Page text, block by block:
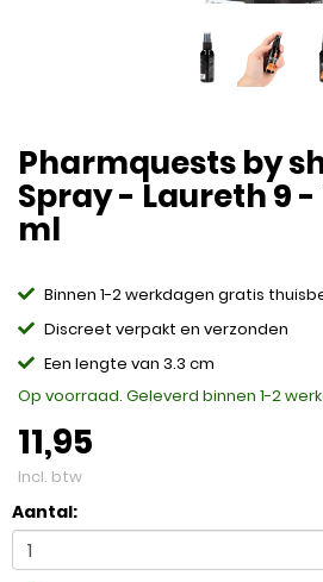
Pharmquests by
Spray - Laureth 9 -
ml
Binnen 1-2 werkdagen gratis
Discreet verpakt en verzonden
Een lengte van 3.3 cm
Op voorraad. Geleverd binnen 1-2
11,95
Incl. btw
Aantal: